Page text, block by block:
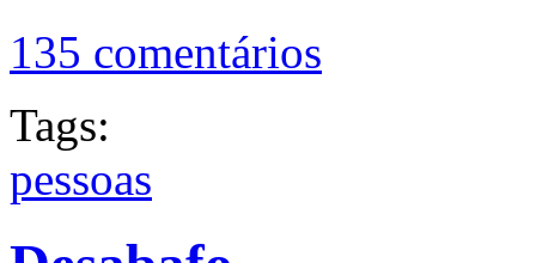
135 comentários
Tags:
pessoas